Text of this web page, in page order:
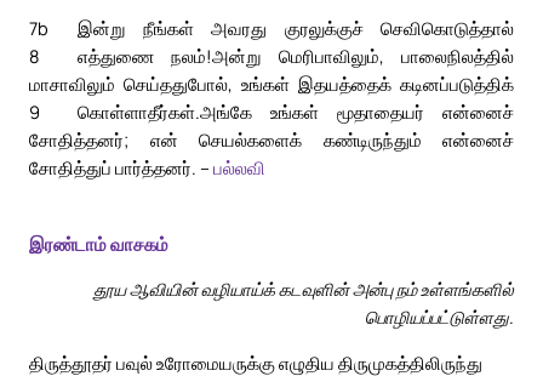
7b
இன்று நீங்கள் அவரது குரலுக்குச் செவிகொடுத்தால்
எத்துணை நலம்!
8
அன்று மெரிபாவிலும், பாலைநிலத்தில்
மாசாவிலும் செய்ததுபோல், உங்கள் இதயத்தைக் கடினப்படுத்திக்
கொள்ளாதீர்கள்.
9
அங்கே உங்கள் மூதாதையர் என்னைச்
சோதித்தனர்; என் செயல்களைக் கண்டிருந்தும் என்னைச்
சோதித்துப் பார்த்தனர். – பல்லவி
இரண்டாம் வாசகம்
தூய ஆவியின் வழியாய்க் கடவுளின் அன்பு நம் உள்ளங்களில்
பொழியப்பட்டுள்ளது.
திருத்தூதர் பவுல் உரோமையருக்கு எழுதிய திருமுகத்திலிருந்து